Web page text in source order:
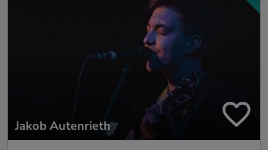
Jakob Autenrieth